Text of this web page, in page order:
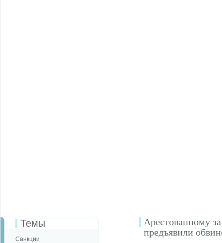
Темы
Санкции
Арестованному
предъявили